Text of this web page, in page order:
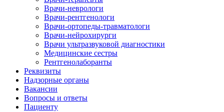
Врачи-неврологи
Врачи-рентгенологи
Врачи-ортопеды-травматологи
Врачи-нейрохирурги
Врачи ультразвуковой диагностики
Медицинские сестры
Рентгенолаборанты
Реквизиты
Надзорные органы
Вакансии
Вопросы и ответы
Пациенту